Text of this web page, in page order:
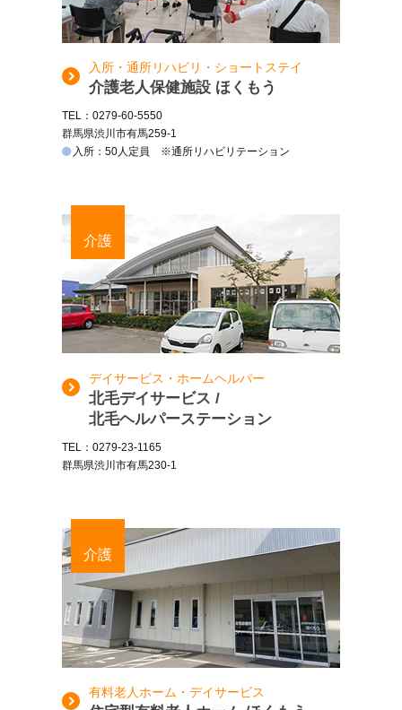
入所・通所リハビリ・ショートステイ
介護老人保健施設 ほくもう
TEL：0279-60-5550
群馬県渋川市有馬259-1
入所：50人定員 ※通所リハビリテーション
介護
デイサービス・ホームヘルパー
北毛デイサービス /
北毛ヘルパーステーション
TEL：0279-23-1165
群馬県渋川市有馬230-1
介護
有料老人ホーム・デイサービス